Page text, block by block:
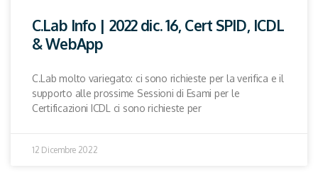
C.Lab Info | 2022 dic. 16, Cert SPID, ICDL
& WebApp
C.Lab molto variegato: ci sono richieste per la verifica e il
supporto alle prossime Sessioni di Esami per le
Certificazioni ICDL ci sono richieste per
12 Dicembre 2022